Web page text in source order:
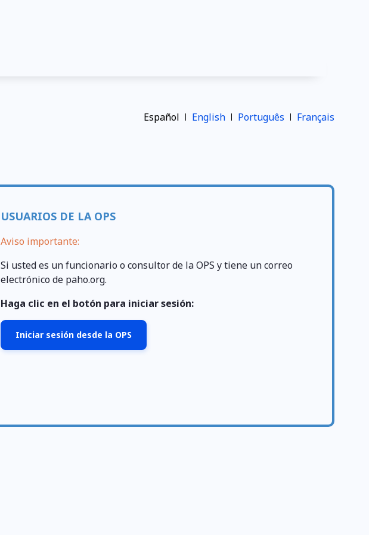
Español English Português Français
USUARIOS DE LA OPS
Aviso importante:
Si usted es un funcionario o consultor de la OPS y tiene un correo
electrónico de paho.org.
Haga clic en el botón para iniciar sesión:
Iniciar sesión desde la OPS